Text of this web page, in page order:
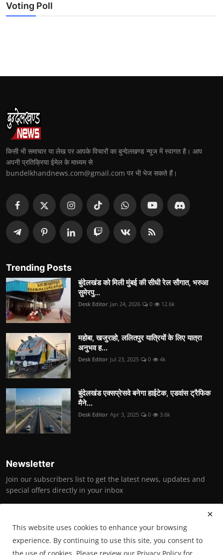
Voting Poll
किसी भी समाचार या लेख पर आपके विचारों का बुन्देलखण्ड न्यूज में स्वागत है। आप
अपनी प्रतिक्रिया ईमेल के माध्यम से
bundelkhandnews.com@gmail.com पर भी भेज सकते हैं।
Trending Posts
बुंदेलखंड को मिली मुंबई की सीधी रेल सौगात, भरुआ
सुमेरपु...
Desk Editor Jan 24, 2026 0 12.6k
महोबा, खजुराहो, ललितपुर यात्रियों के लिए यात्रा
अनुभव ह...
Desk Editor Jul 23, 2025 0 4k
बुंदेलखंड एक्सप्रेसवे बनेगा हाईटेक, एडवांस ट्रैफिक
मैने...
Desk Editor Apr 3, 2025 0 3.6k
Newsletter
Join our subscribers list to get the latest news, updates and
special offers directly in your inbox
Subscribe
This website uses cookies to enhance your browsing
experience. By continuing to use this site, you consent to